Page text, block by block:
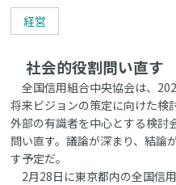
経営
社会的役割問い直す
全国信用組合中央協会は、
将来ビジョンの策定に向けた検
外部の有識者を中心とする検討
問い直す。議論が深まり、結論
す予定だ。
2月28日に東京都内の全国信